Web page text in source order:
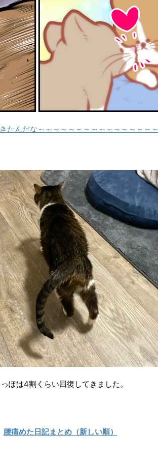
たんだな～～～～～～～～～～～～～～～～
っぽは4割くらい回復してきました。
腰痛めた日記まとめ（新しい順）